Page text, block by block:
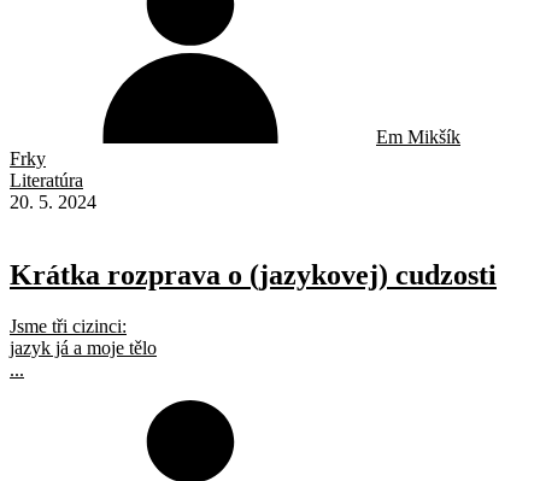
Em Mikšík
Frky
Literatúra
20. 5. 2024
Krátka rozprava o (jazykovej) cudzosti
Jsme tři cizinci:
jazyk já a moje tělo
...